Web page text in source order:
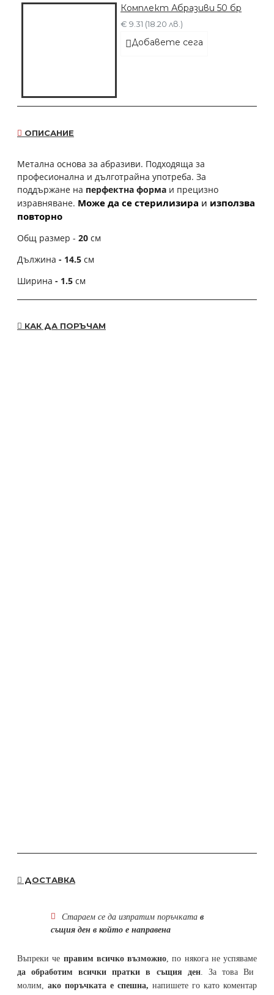
Комплект Абразиви 50 бр
€ 9.31 (18.20 лв.)
Добавете сега
ОПИСАНИЕ
Метална основа за абразиви. Подходяща за
професионална и дълготрайна употреба. За
поддържане на перфектна форма и прецизно
изравняване. Може да се стерилизира и използва
повторно
Общ размер - 20 см
Дължина - 14.5 см
Ширина - 1.5 см
КАК ДА ПОРЪЧАМ
ДОСТАВКА
Стараем се да изпратим поръчката в
същия ден в който е направена
Въпреки че правим всичко възможно , по някога не успяваме
да обработим всички пратки в същия ден. За това Ви
молим, ако поръчката е спешна, напишете го като коментар